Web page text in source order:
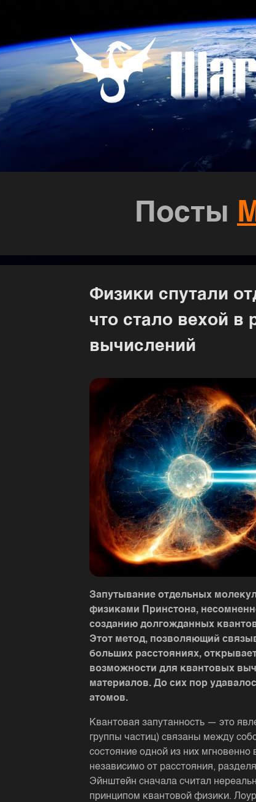
Посты
Физики спутали
что стало вехой в
вычислений
Запутывание отдельных
физиками Принстона,
созданию долгожданных
Этот метод, позволяющий
больших расстояниях,
возможности для квантовых
материалов. До сих пор
атомов.
Квантовая запутанность — это
группы частиц) связаны между
состояние одной из них мгновенно
независимо от расстояния,
Эйнштейн сначала считал
принципом квантовой физики.